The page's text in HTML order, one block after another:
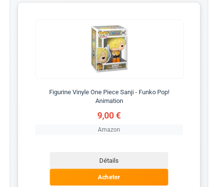
Figurine Vinyle One Piece Sanji - Funko Pop!
Animation
9,00 €
Amazon
Détails
Acheter